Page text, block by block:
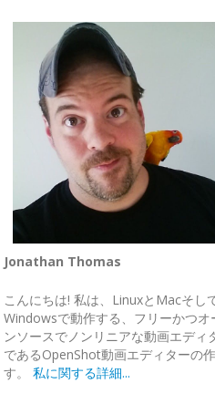
Jonathan Thomas
こんにちは! 私は、LinuxとMacそし
Windowsで動作する、フリーかつオ
ンソースでノンリニアな動画エディ
であるOpenShot動画エディターの
す。 私に関する詳細...